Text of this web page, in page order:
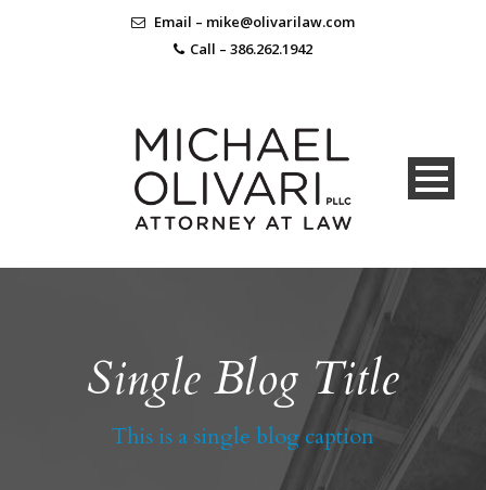
Email – mike@olivarilaw.com
Call – 386.262.1942
Single Blog Title
This is a single blog caption